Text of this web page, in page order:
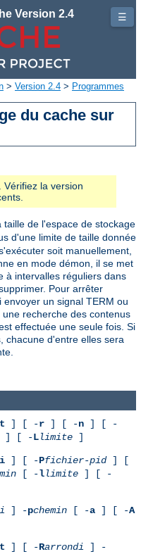
Version 2.4
> Version 2.4 > Programmes
du cache sur
la version
taille de l'espace de stockage
d'une limite de taille donnée
soit manuellement,
en mode démon, il se met
à intervalles réguliers dans
Pour arrêter
un signal TERM ou
recherche des contenus
effectuée une seule fois. Si
chacune d'entre elles sera
t ] [ -r ] [ -n ] [ -
] [ -Llimite ]
i ] [ -Pfichier-pid] [
[ -llimite ] [ -
] -pchemin [ -a ] [ -A
t ] [ -Rarrondi ] -
☰